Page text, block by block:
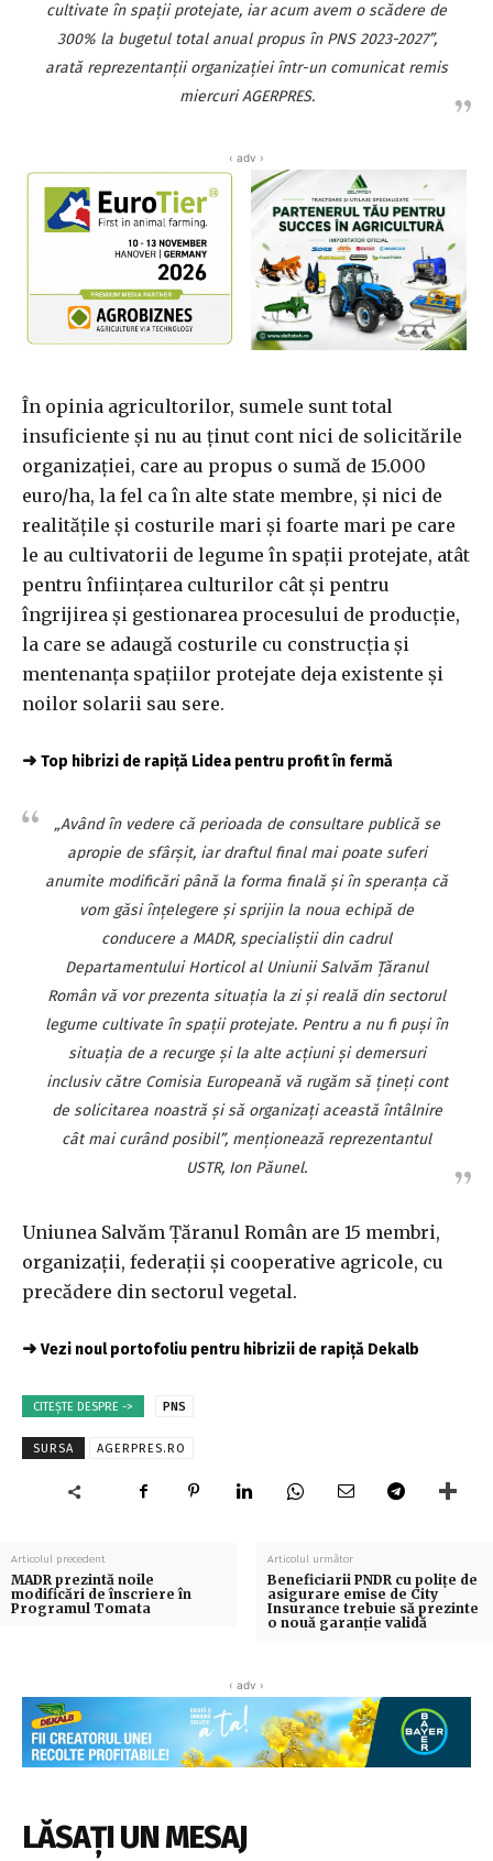
cultivate în spaţii protejate, iar acum avem o scădere de
300% la bugetul total anual propus în PNS 2023-2027”,
arată reprezentanţii organizaţiei într-un comunicat remis
miercuri AGERPRES.
‹ adv ›
În opinia agricultorilor, sumele sunt total
insuficiente şi nu au ţinut cont nici de solicitările
organizaţiei, care au propus o sumă de 15.000
euro/ha, la fel ca în alte state membre, şi nici de
realităţile şi costurile mari şi foarte mari pe care
le au cultivatorii de legume în spaţii protejate, atât
pentru înfiinţarea culturilor cât şi pentru
îngrijirea şi gestionarea procesului de producţie,
la care se adaugă costurile cu construcţia şi
mentenanţa spaţiilor protejate deja existente şi
noilor solarii sau sere.
➜ Top hibrizi de rapiță Lidea pentru profit în fermă
„Având în vedere că perioada de consultare publică se
apropie de sfârşit, iar draftul final mai poate suferi
anumite modificări până la forma finală şi în speranţa că
vom găsi înţelegere şi sprijin la noua echipă de
conducere a MADR, specialiştii din cadrul
Departamentului Horticol al Uniunii Salvăm Ţăranul
Român vă vor prezenta situaţia la zi şi reală din sectorul
legume cultivate în spaţii protejate. Pentru a nu fi puşi în
situaţia de a recurge şi la alte acţiuni şi demersuri
inclusiv către Comisia Europeană vă rugăm să ţineţi cont
de solicitarea noastră şi să organizaţi această întâlnire
cât mai curând posibil”, menţionează reprezentantul
USTR, Ion Păunel.
Uniunea Salvăm Ţăranul Român are 15 membri,
organizaţii, federaţii şi cooperative agricole, cu
precădere din sectorul vegetal.
➜ Vezi noul portofoliu pentru hibrizii de rapiță Dekalb
CITEȘTE DESPRE -> PNS
SURSA AGERPRES.RO
Articolul precedent
MADR prezintă noile
modificări de înscriere în
Programul Tomata
Articolul următor
Beneficiarii PNDR cu poliţe de
asigurare emise de City
Insurance trebuie să prezinte
o nouă garanţie validă
‹ adv ›
LĂSAȚI UN MESAJ